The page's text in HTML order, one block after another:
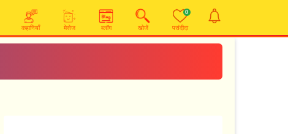
कहानियाँ मेसेज ब्लॉग खोजें
0
पसंदीदा